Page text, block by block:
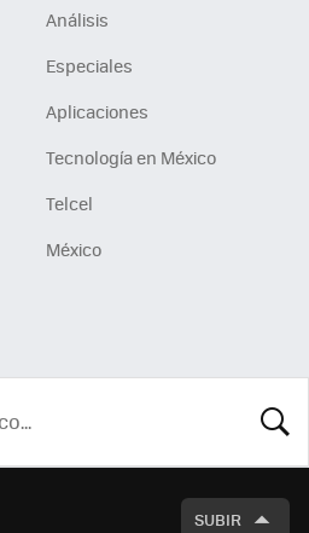
Análisis
Especiales
Aplicaciones
Tecnología en México
Telcel
México
SUBIR